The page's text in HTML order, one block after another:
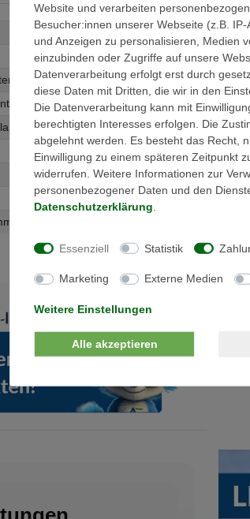
Die
Website und verarbeiten
Besucher:innen unserer Webseite (z.B.
und Anzeigen zu personalisieren, Medien
einzubinden oder Zugriffe auf unsere
Datenverarbeitung erfolgt erst durch
diese Daten mit Dritten, die wir in den
Die Datenverarbeitung kann mit
berechtigten Interesses erfolgen. Die
abgelehnt werden. Es besteht das Recht,
Einwilligung zu einem späteren Zeitpunkt
widerrufen. Weitere Informationen zur
personenbezogener Daten und den
Daten­schutz­erklärung
Essenziell Statistik
Marketing Externe Medien
Weitere Einstellungen
Alle akzeptieren